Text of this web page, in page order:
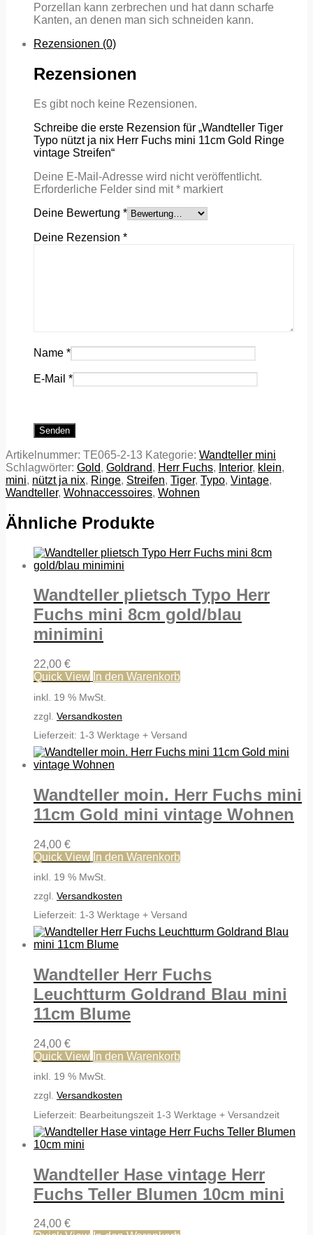
Porzellan kann zerbrechen und hat dann scharfe
Kanten, an denen man sich schneiden kann.
Rezensionen (0)
Rezensionen
Es gibt noch keine Rezensionen.
Schreibe die erste Rezension für „Wandteller Tiger
Typo nützt ja nix Herr Fuchs mini 11cm Gold Ringe
vintage Streifen“
Deine E-Mail-Adresse wird nicht veröffentlicht.
Erforderliche Felder sind mit* markiert
Deine Bewertung *
Deine Rezension *
Name *
E-Mail *
Artikelnummer: TE065-2-13 Kategorie: Wandteller mini
Schlagwörter: Gold, Goldrand, Herr Fuchs, Interior, klein,
mini, nützt ja nix, Ringe, Streifen, Tiger, Typo, Vintage,
Wandteller, Wohnaccessoires, Wohnen
Ähnliche Produkte
Wandteller plietsch Typo Herr
Fuchs mini 8cm gold/blau
minimini
22,00 €
Quick View In den Warenkorb
inkl. 19 % MwSt.
zzgl. Versandkosten
Lieferzeit: 1-3 Werktage + Versand
Wandteller moin. Herr Fuchs mini
11cm Gold mini vintage Wohnen
24,00 €
Quick View In den Warenkorb
inkl. 19 % MwSt.
zzgl. Versandkosten
Lieferzeit: 1-3 Werktage + Versand
Wandteller Herr Fuchs
Leuchtturm Goldrand Blau mini
11cm Blume
24,00 €
Quick View In den Warenkorb
inkl. 19 % MwSt.
zzgl. Versandkosten
Lieferzeit: Bearbeitungszeit 1-3 Werktage + Versandzeit
Wandteller Hase vintage Herr
Fuchs Teller Blumen 10cm mini
24,00 €